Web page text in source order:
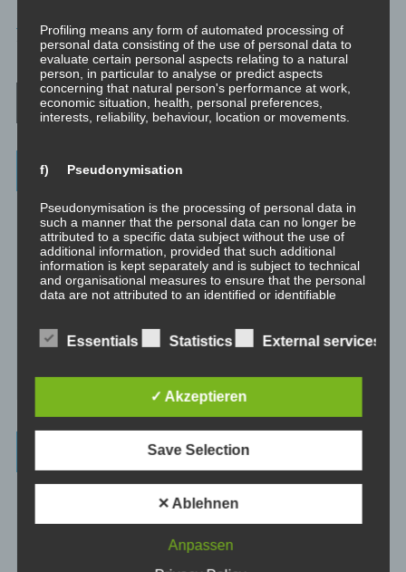
TAGGEDREFLEXION
Post navigation
Categories
Unbewusst und Bewusst
Verhaltenspsychologie
Analytische Psychologie
Mini-Meditationen
Minivideo
Profiling means any form of automated processing of
personal data consisting of the use of personal data to
evaluate certain personal aspects relating to a natural
person, in particular to analyse or predict aspects
concerning that natural person's performance at work,
economic situation, health, personal preferences,
interests, reliability, behaviour, location or movements.
f) Pseudonymisation
Pseudonymisation is the processing of personal data in
such a manner that the personal data can no longer be
attributed to a specific data subject without the use of
additional information, provided that such additional
information is kept separately and is subject to technical
and organisational measures to ensure that the personal
data are not attributed to an identified or identifiable
processing
Controller or controller responsible for the processing is
the natural or legal person, public authority, agency or
other body which, alone or jointly with others, determines
the purposes and means of the processing of personal
data; where the purposes and means of such processing
are determined by Union or Member State law, the
controller or the specific criteria for its nomination may
Essentials Statistics External services
✓ Akzeptieren
Save Selection
✕ Ablehnen
Anpassen